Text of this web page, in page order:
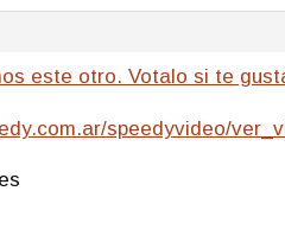
este otro. Votalo si te
speedyvideo/